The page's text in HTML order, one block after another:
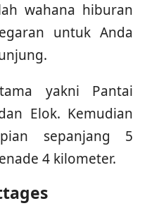
wahana hiburan
untuk Anda
yakni Pantai
Elok. Kemudian
sepanjang 5
4 kilometer.